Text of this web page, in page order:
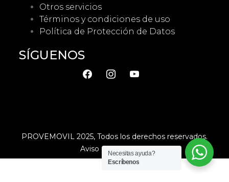
Otros servicios
Términos y condiciones de uso
Política de Protección de Datos
SÍGUENOS
facebookinstagramyoutube
PROVEMOVIL 2025, Todos los derechos reservados.
Aviso de Privacidad
Necesitas ayuda?
Escríbenos